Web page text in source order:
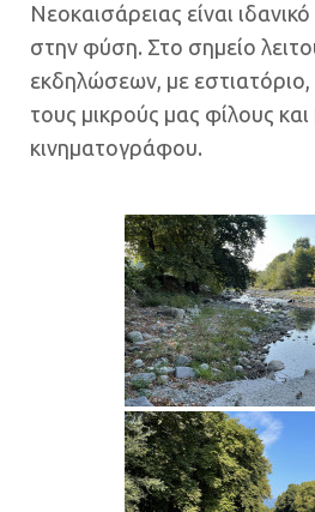
Νεοκαισάρειας είναι
στην φύση. Στο σημείο
εκδηλώσεων, με εστιατόριο,
τους μικρούς μας φίλους
κινηματογράφου.